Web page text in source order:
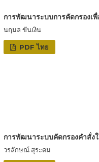
การพัฒนาระบบการคัดกรองเ
นฤมล ขันเงิน
PDF ไทย
การพัฒนาระบบคัดกรองคำสั่ง
วรลักษณ์ สุระดม